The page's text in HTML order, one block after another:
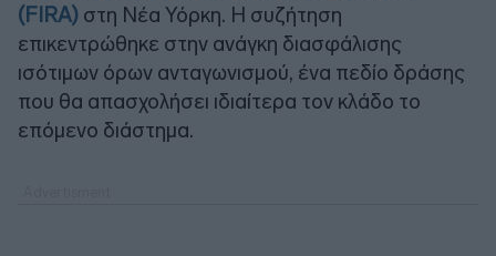
(FIRA) στη Νέα Υόρκη. Η συζήτηση
επικεντρώθηκε στην ανάγκη διασφάλισης
ισότιμων όρων ανταγωνισμού, ένα πεδίο δράσης
που θα απασχολήσει ιδιαίτερα τον κλάδο το
επόμενο διάστημα.